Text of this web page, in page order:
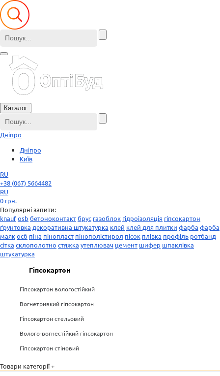
Каталог
Дніпро
Дніпро
Київ
RU
+38 (067) 5664482
RU
0 грн.
Популярні запити:
knaufosb бетоноконтактбрус газоблок гідроізоляція гіпсокартон
ґрунтовка декоративна штукатурка клей клей для плитки фарба фарба
маякосб піна пінопласт пінополістирол пісок плівка профіль ротбанд
сітка склополотно стяжка утеплювач цемент шифер шпаклівка
штукатурка
Гіпсокартон
Гіпсокартон вологостійкий
Вогнетривкий гіпсокартон
Гіпсокартон стельовий
Волого-вогнестійкий гіпсокартон
Гіпсокартон стіновий
Товари категорії +